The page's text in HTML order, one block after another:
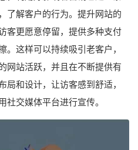
了解客户的行为。提升网站的
客更愿意停留，提供多种支付
这样可以持续吸引老客户，
网站活跃，并且在不断提供有
和设计，让访客感到舒适，
交媒体平台进行宣传。